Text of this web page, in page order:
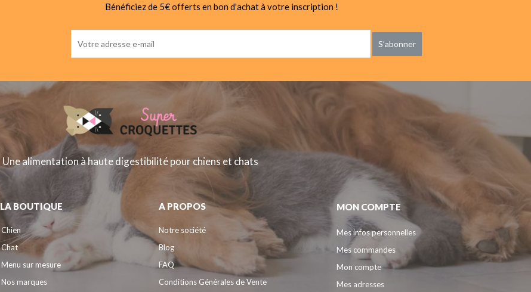
Bénéficiez de 5€ offerts en bon d'achat à votre inscription !
S’abonner
Une alimentation à haute digestibilité pour chiens et chats
LA BOUTIQUE
Chien
Chat
Menu sur mesure
Nos marques
A PROPOS
Notre société
Blog
FAQ
Conditions Générales de Vente
MON COMPTE
Mes infos personnelles
Mes commandes
Mon compte
Mes adresses